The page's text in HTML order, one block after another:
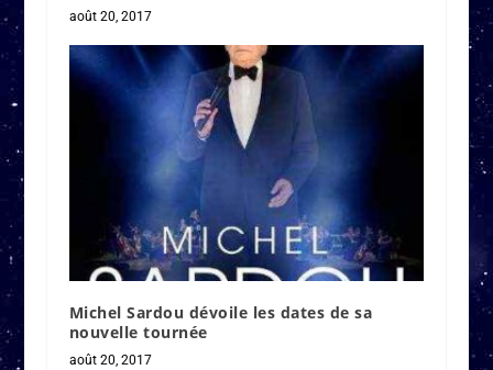
août 20, 2017
Michel Sardou dévoile les dates de sa
nouvelle tournée
août 20, 2017